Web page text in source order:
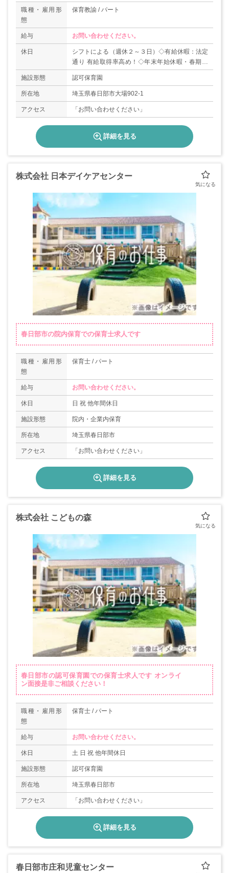
職種・雇用形
態
保育教諭 / パート
給与 お問い合わせください。
休日
シフトによる（週休２～３日）◇有給休暇：法定
通り 有給取得率高め！◇年末年始休暇・春期・
夏期・冬期の長期休暇可◇産前・産後休暇、育児
休暇あり：取得実績あり◇看護休暇、介護休暇あ
り：取得実績あり
施設形態 認可保育園
所在地 埼玉県春日部市大場902-1
アクセス 「お問い合わせください」
詳細を見る
株式会社 日本デイケアセンター
春日部市の院内保育での保育士求人です
職種・雇用形
態
保育士 / パート
給与 お問い合わせください。
休日 日 祝 他年間休日
施設形態 院内・企業内保育
所在地 埼玉県春日部市
アクセス 「お問い合わせください」
詳細を見る
株式会社 こどもの森
春日部市の認可保育園での保育士求人です オンライ
ン面接是非ご相談ください！
職種・雇用形
態
保育士 / パート
給与 お問い合わせください。
休日 土 日 祝 他年間休日
施設形態 認可保育園
所在地 埼玉県春日部市
アクセス 「お問い合わせください」
詳細を見る
春日部市庄和児童センター